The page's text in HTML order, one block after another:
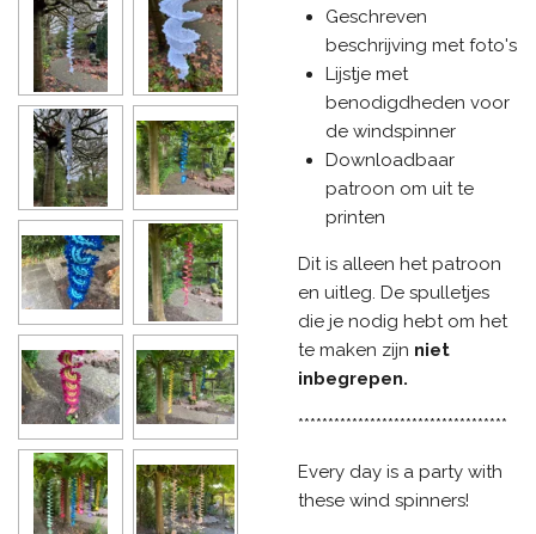
Geschreven
beschrijving met foto's
Lijstje met
benodigdheden voor
de windspinner
Downloadbaar
patroon om uit te
printen
Dit is alleen het patroon
en uitleg. De spulletjes
die je nodig hebt om het
te maken zijn niet
inbegrepen.
***********************************
Every day is a party with
these wind spinners!